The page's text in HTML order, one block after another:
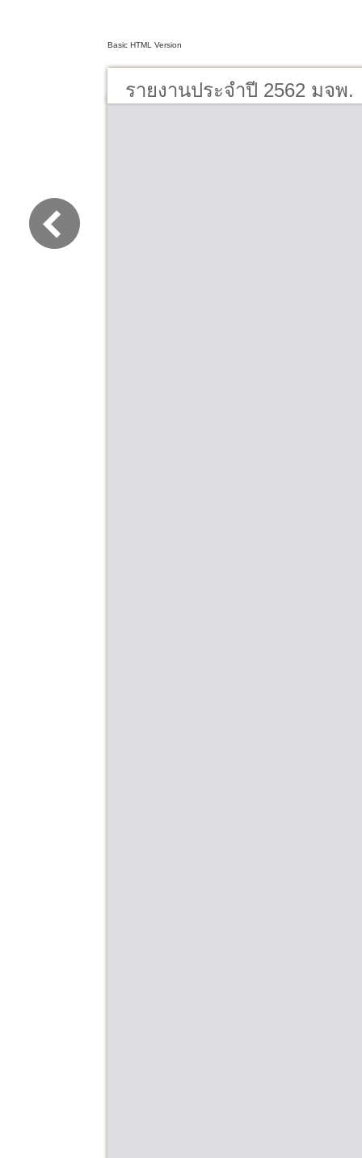
Basic HTML Version
รายงานประจำปี 2562 มจพ.